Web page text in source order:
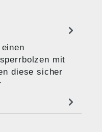
mit
diese sicher